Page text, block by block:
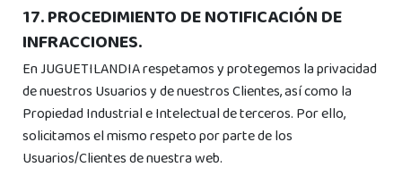
17. PROCEDIMIENTO DE NOTIFICACIÓN DE
INFRACCIONES.
En JUGUETILANDIA respetamos y protegemos la privacidad
de nuestros Usuarios y de nuestros Clientes, así como la
Propiedad Industrial e Intelectual de terceros. Por ello,
solicitamos el mismo respeto por parte de los
Usuarios/Clientes de nuestra web.